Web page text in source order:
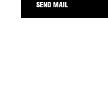
SEND MAIL